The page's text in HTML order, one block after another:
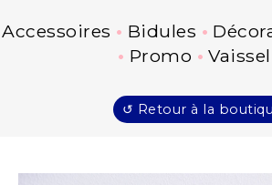
Accessoires Bidules
Promo
↺ Retour à la